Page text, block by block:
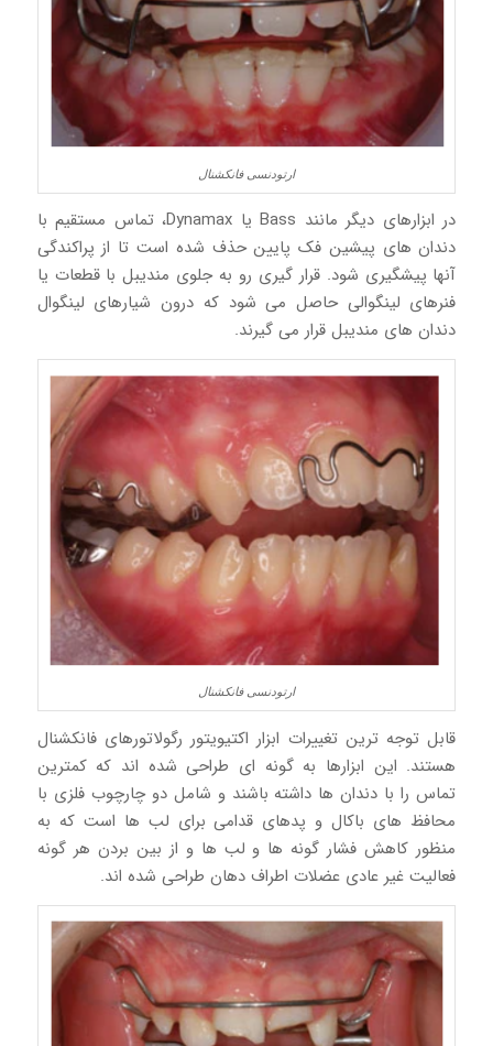
ارتودنسی فانکشنال
در ابزارهای دیگر مانند Bass یا Dynamax، تماس مستقیم با
دندان های پیشین فک پایین حذف شده است تا از پراکندگی
آنها پیشگیری شود. قرار گیری رو به جلوی مندیبل با قطعات یا
فنرهای لینگوالی حاصل می شود که درون شیارهای لینگوال
دندان های مندیبل قرار می گیرند.
ارتودنسی فانکشنال
قابل توجه ترین تغییرات ابزار اکتیویتور رگولاتورهای فانکشنال
هستند. این ابزارها به گونه ای طراحی شده اند که کمترین
تماس را با دندان ها داشته باشند و شامل دو چارچوب فلزی با
محافظ های باکال و پدهای قدامی برای لب ها است که به
منظور کاهش فشار گونه ها و لب ها و از بین بردن هر گونه
فعالیت غیر عادی عضلات اطراف دهان طراحی شده اند.